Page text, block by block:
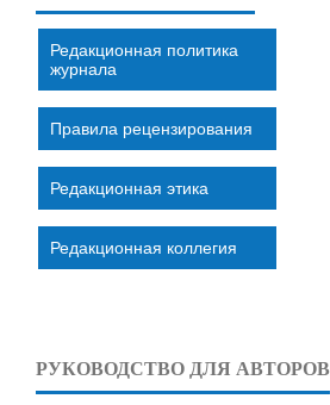
Редакционная политика
журнала
Правила рецензирования
Редакционная этика
Редакционная коллегия
РУКОВОДСТВО ДЛЯ АВТОРОВ